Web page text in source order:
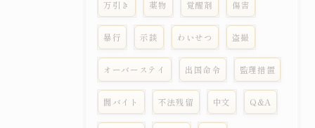
万引き 薬物 覚醒剤 傷害
暴行 示談 わいせつ 盗撮
オーバーステイ 出国命令 監理措置
闇バイト 不法残留 中文 Q&A